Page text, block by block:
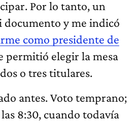
Por lo tanto, un
y me indicó
como presidente de
permitió elegir la mesa
o tres titulares.
antes. Voto temprano;
8:30, cuando todavía